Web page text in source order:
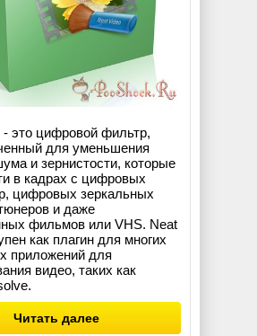
- это цифровой фильтр,
для уменьшения
и зернистости, которые
в кадрах с цифровых
цифровых зеркальных
и даже
фильмов или VHS. Neat
как плагин для многих
приложений для
видео, таких как
Читать далее